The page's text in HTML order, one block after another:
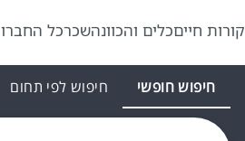
קורות חייםכלים והכוונהשכרכל
חיפוש חופשי חיפוש לפי תחום